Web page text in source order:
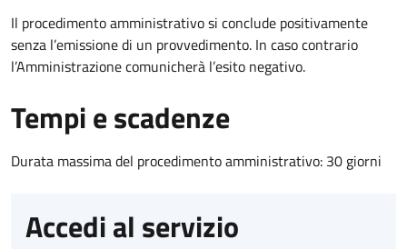
Il procedimento amministrativo si conclude positivamente
senza l’emissione di un provvedimento. In caso contrario
l’Amministrazione comunicherà l’esito negativo.
Tempi e scadenze
Durata massima del procedimento amministrativo: 30 giorni
Accedi al servizio